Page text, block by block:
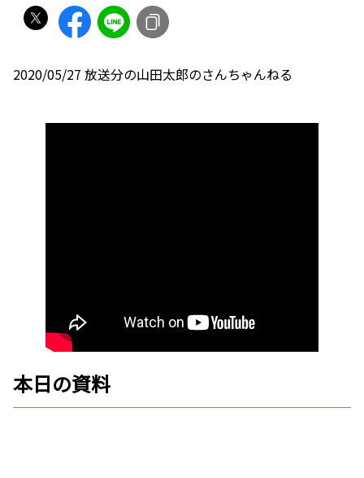
2020/05/27 放送分の山田太郎のさんちゃんねる
本日の資料